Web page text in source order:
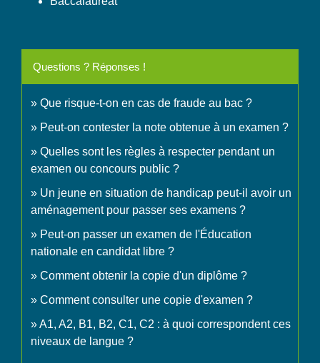
Questions ? Réponses !
Que risque-t-on en cas de fraude au bac ?
Peut-on contester la note obtenue à un examen ?
Quelles sont les règles à respecter pendant un
examen ou concours public ?
Un jeune en situation de handicap peut-il avoir un
aménagement pour passer ses examens ?
Peut-on passer un examen de l'Éducation
nationale en candidat libre ?
Comment obtenir la copie d'un diplôme ?
Comment consulter une copie d'examen ?
A1, A2, B1, B2, C1, C2 : à quoi correspondent ces
niveaux de langue ?